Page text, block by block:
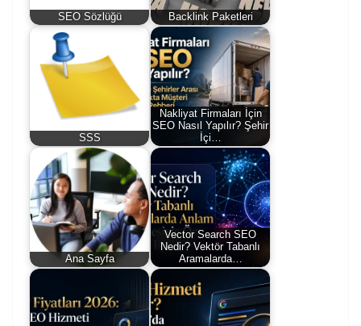
SEO Sözlüğü Backlink Paketleri
SSS
Nakliyat Firmaları İçin
SEO Nasıl Yapılır? Şehir
İçi…
Ana Sayfa
Vector Search SEO
Nedir? Vektör Tabanlı
Aramalarda…